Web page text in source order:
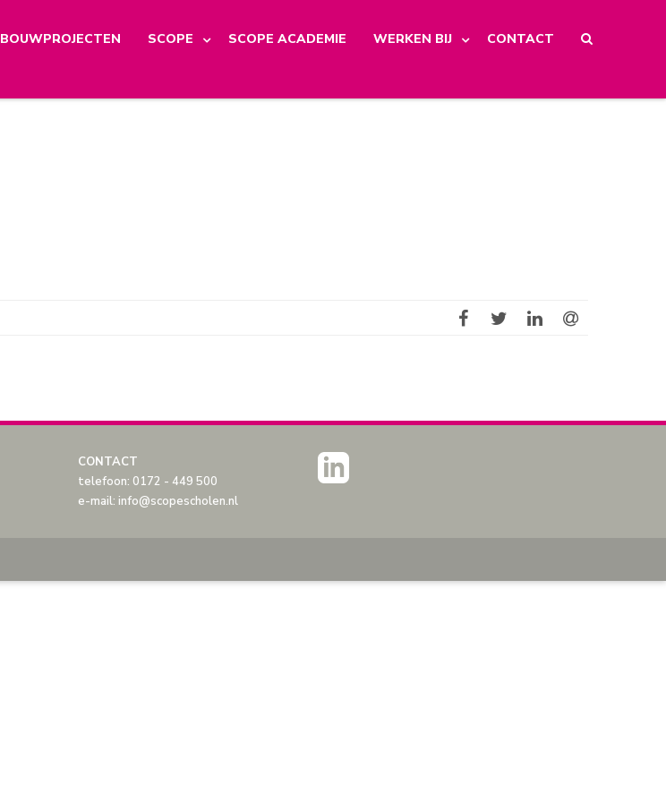
BOUWPROJECTEN SCOPE SCOPE ACADEMIE WERKEN BIJ CONTACT
CONTACT
telefoon: 0172 - 449 500
e-mail: info@scopescholen.nl